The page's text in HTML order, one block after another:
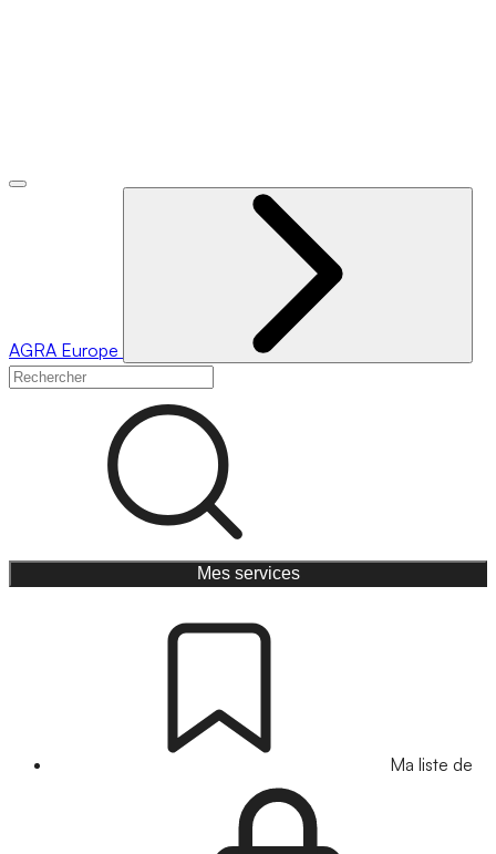
AGRA Europe
Mes services
Ma liste de